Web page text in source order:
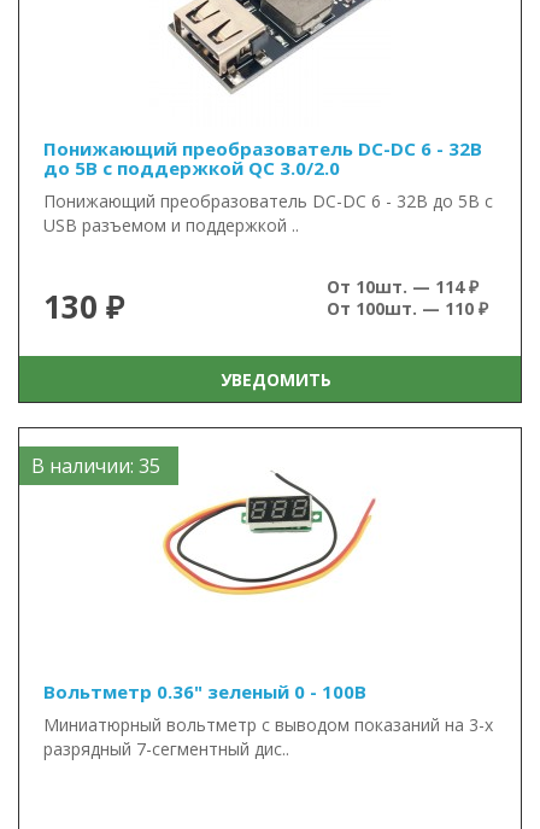
Понижающий преобразователь DC-DC 6 - 32В
до 5В с поддержкой QC 3.0/2.0
Понижающий преобразователь DC-DC 6 - 32В до 5В с
USB разъемом и поддержкой ..
130 ₽
От 10шт. — 114 ₽
От 100шт. — 110 ₽
УВЕДОМИТЬ
В наличии: 35
Вольтметр 0.36" зеленый 0 - 100В
Миниатюрный вольтметр с выводом показаний на 3-х
разрядный 7-сегментный дис..